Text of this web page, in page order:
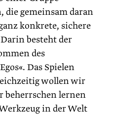
die gemeinsam daran
konkrete, sichere
besteht der
des
Das Spielen
wollen wir
beherrschen lernen
in der Welt